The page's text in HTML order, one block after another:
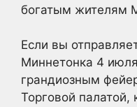
богатым жителям
Если вы
Миннетонка 4
грандиозным
Торговой